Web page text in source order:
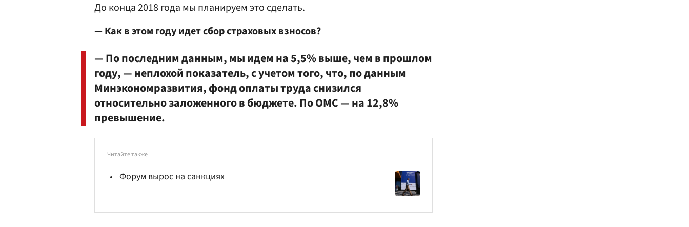
До конца 2018 года мы планируем это сделать.
— Как в этом году идет сбор страховых взносов?
— По последним данным, мы идем на 5,5% выше, чем в прошлом
году, — неплохой показатель, с учетом того, что, по данным
Минэкономразвития, фонд оплаты труда снизился
относительно заложенного в бюджете. По ОМС — на 12,8%
превышение.
Читайте также
Форум вырос на санкциях